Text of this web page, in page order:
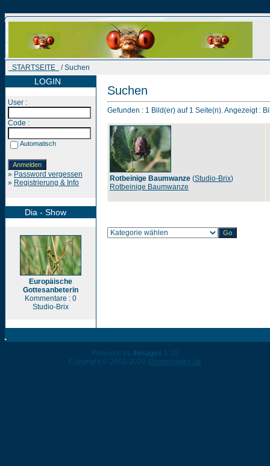
STARTSEITE / Suchen
LOGIN
User :
Code :
Automatisch
» Password vergessen
» Registrierung & Info
Dia - Show
Europäische
Gottesanbeterin
Kommentare : 0
Studio-Brix
Suchen
Gefunden : 1 Bild(er) auf 1 Seite(n). Angezeigt :
Rotbeinige Baumwanze (Studio-Brix)
Rotbeinige Baumwanze
Powered by 4images 1.10
Copyright © 2002-2026 4homepages.de